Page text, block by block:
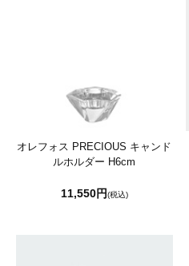
オレフォス PRECIOUS キャンド
ルホルダー H6cm
11,550円(税込)